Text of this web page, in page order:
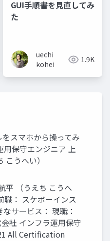
GUI手順書を見直してみ
た
uechi
kohei
1.9K
スマホから操ってみ
用保守エンジニア 上
こうへい）
平 （うえち こうへ
職： スケボーインス
なサービス： 現職：
社 インフラ運用保守
All Certiﬁcation